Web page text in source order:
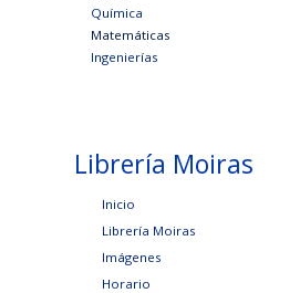
Química
Matemáticas
Ingenierías
Librería Moiras
Inicio
Librería Moiras
Imágenes
Horario